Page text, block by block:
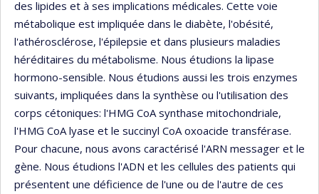
des lipides et à ses implications médicales. Cette voie
métabolique est impliquée dans le diabète, l'obésité,
l'athérosclérose, l'épilepsie et dans plusieurs maladies
héréditaires du métabolisme. Nous étudions la lipase
hormono-sensible. Nous étudions aussi les trois enzymes
suivants, impliquées dans la synthèse ou l'utilisation des
corps cétoniques: l'HMG CoA synthase mitochondriale,
l'HMG CoA lyase et le succinyl CoA oxoacide transférase.
Pour chacune, nous avons caractérisé l'ARN messager et le
gène. Nous étudions l'ADN et les cellules des patients qui
présentent une déficience de l'une ou de l'autre de ces